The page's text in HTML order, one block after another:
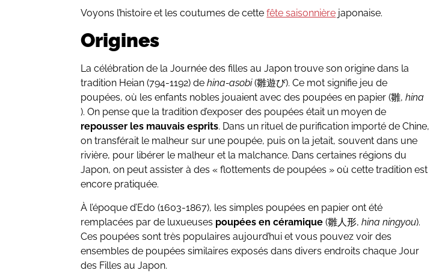
Voyons l’histoire et les coutumes de cettefête saisonnière japonaise.
Origines
La célébration de la Journée des filles au Japon trouve son origine dans la
tradition Heian (794-1192) dehina-asobi(雛遊び). Ce mot signifie jeu de
poupées, où les enfants nobles jouaient avec des poupées en papier (雛,hina
). On pense que la tradition d’exposer des poupées était un moyen de
repousser les mauvais esprits. Dans un rituel de purification importé de Chine,
on transférait le malheur sur une poupée, puis on la jetait, souvent dans une
rivière, pour libérer le malheur et la malchance. Dans certaines régions du
Japon, on peut assister à des « flottements de poupées » où cette tradition est
encore pratiquée.
À l’époque d’Edo (1603-1867), les simples poupées en papier ont été
remplacées par de luxueuses poupées en céramique (雛人形,hina ningyou).
Ces poupées sont très populaires aujourd’hui et vous pouvez voir des
ensembles de poupées similaires exposés dans divers endroits chaque Jour
des Filles au Japon.